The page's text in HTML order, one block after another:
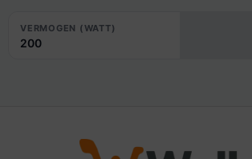
VERMOGEN (WATT)
200